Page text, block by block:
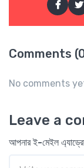
Comments
No comments
Leave a
আপনার ই-মেইল